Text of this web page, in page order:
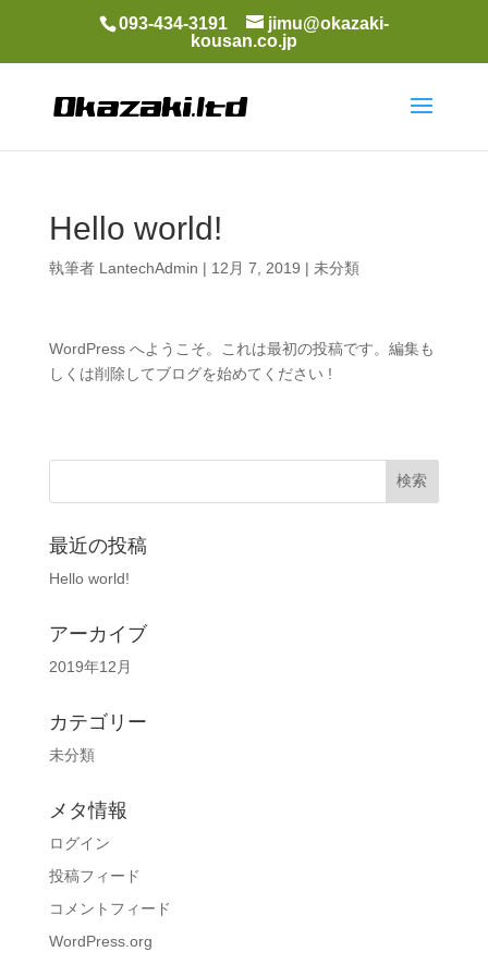
093-434-3191
jimu@okazaki-
kousan.co.jp
Hello world!
執筆者 LantechAdmin | 12月 7, 2019 | 未分類
WordPress へようこそ。これは最初の投稿です。編集も
しくは削除してブログを始めてください !
最近の投稿
Hello world!
アーカイブ
2019年12月
カテゴリー
未分類
メタ情報
ログイン
投稿フィード
コメントフィード
WordPress.org